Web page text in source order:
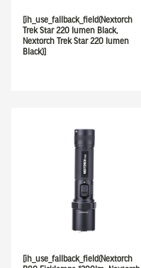
[ih_use_fallback_field(Nextorch
Trek Star 220 lumen Black,
Nextorch Trek Star 220 lumen
Black)]
[ih_use_fallback_field(Nextorch